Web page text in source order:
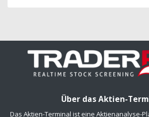
Über das Aktien-
Das Aktien-Terminal ist eine Aktienanalyse-